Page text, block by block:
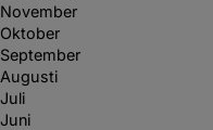
November
Oktober
September
Augusti
Juli
Juni